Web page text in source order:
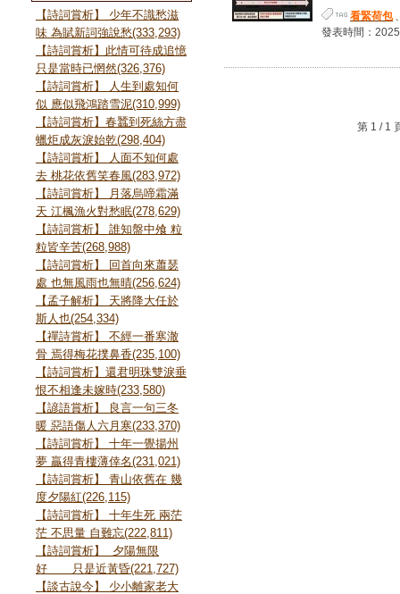
看緊荷包
發表時間：
第 1 /
【詩詞賞析】 少年不識愁滋
味 為賦新詞強說愁(333,293)
【詩詞賞析】此情可待成追憶
只是當時已惘然(326,376)
【詩詞賞析】 人生到處知何
似 應似飛鴻踏雪泥(310,999)
【詩詞賞析】春蠶到死絲方盡
蠟炬成灰淚始乾(298,404)
【詩詞賞析】 人面不知何處
去 桃花依舊笑春風(283,972)
【詩詞賞析】 月落烏啼霜滿
天 江楓漁火對愁眠(278,629)
【詩詞賞析】 誰知盤中飧 粒
粒皆辛苦(268,988)
【詩詞賞析】 回首向來蕭瑟
處 也無風雨也無晴(256,624)
【孟子解析】 天將降大任於
斯人也(254,334)
【禪詩賞析】 不經一番寒澈
骨 焉得梅花撲鼻香(235,100)
【詩詞賞析】還君明珠雙淚垂
恨不相逢未嫁時(233,580)
【諺語賞析】 良言一句三冬
暖 惡語傷人六月寒(233,370)
【詩詞賞析】 十年一覺揚州
夢 贏得青樓薄倖名(231,021)
【詩詞賞析】 青山依舊在 幾
度夕陽紅(226,115)
【詩詞賞析】 十年生死 兩茫
茫 不思量 自難忘(222,811)
【詩詞賞析】 夕陽無限
好 只是近黃昏(221,727)
【談古說今】 少小離家老大